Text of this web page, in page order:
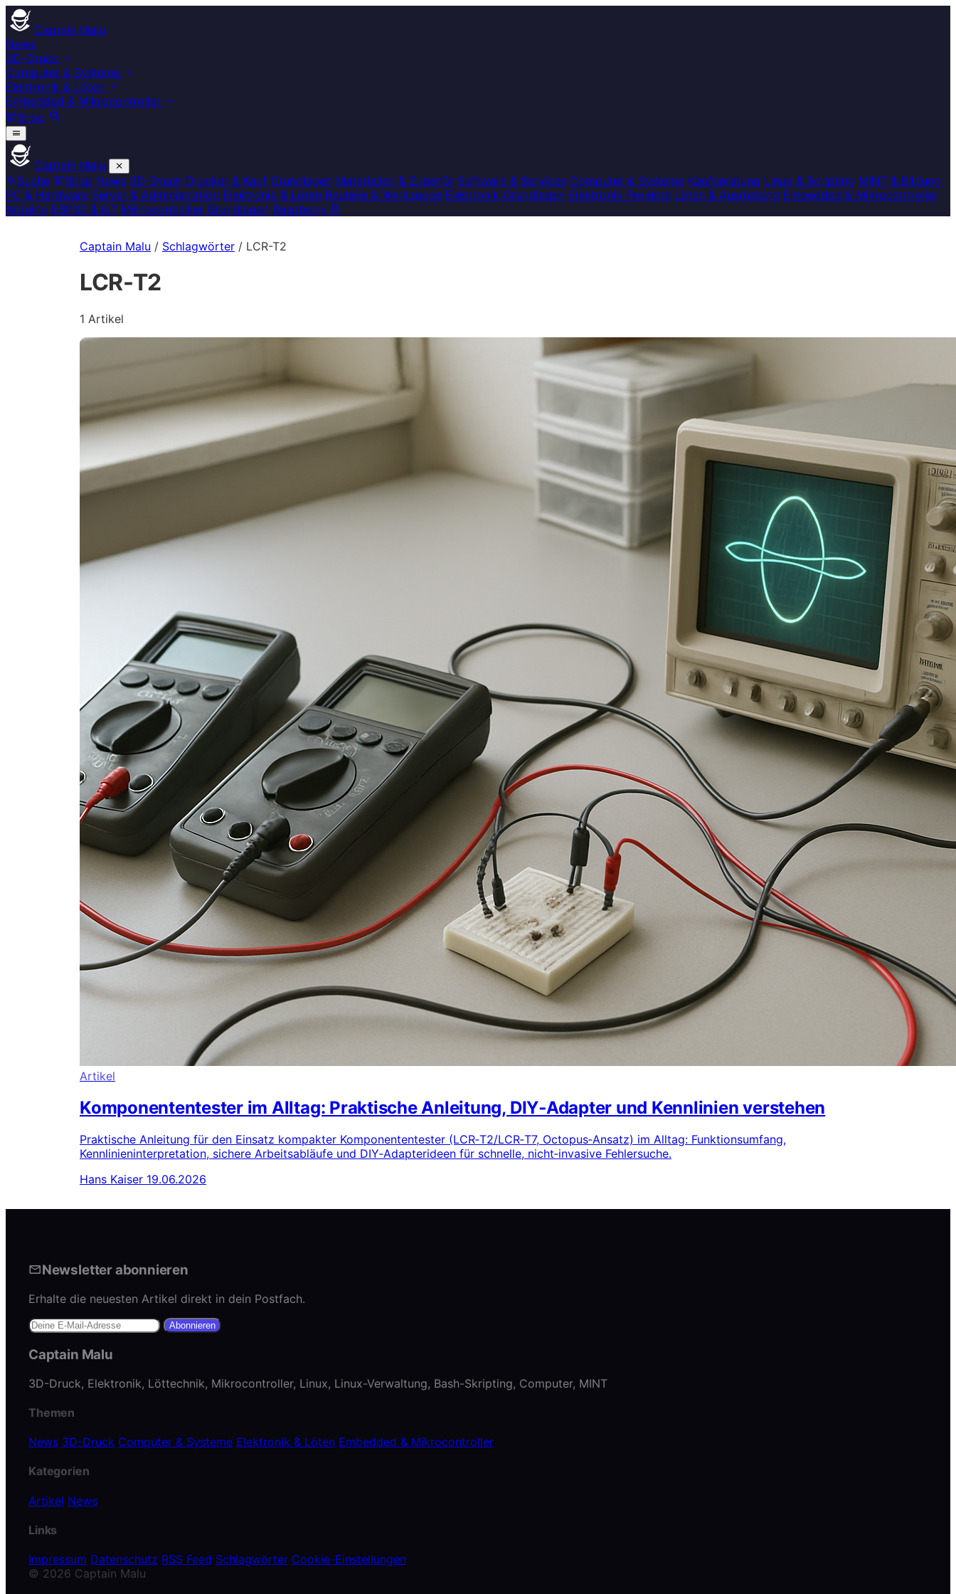
Captain Malu
News
3D-Druck
Computer & Systeme
Elektronik & Löten
Embedded & Mikrocontroller
Shop
Captain Malu
Suche
Shop News 3D-Druck Drucker & Kauf Grundlagen Materialien & Zubehör Software & Services Computer & Systeme Kaufberatung Linux & Scripting MINT & Bildung
PC & Hardware Server & Administration Elektronik & Löten Bauteile & Werkzeuge Elektronik Grundlagen Elektronik Projekte Löten & Ausrüstung Embedded & Mikrocontroller
Arduino ESP32 & IoT Mikrocontroller Grundlagen Raspberry Pi
Captain Malu / Schlagwörter / LCR-T2
LCR-T2
1 Artikel
Artikel
Komponententester im Alltag: Praktische Anleitung, DIY‑Adapter und Kennlinien verstehen
Praktische Anleitung für den Einsatz kompakter Komponententester (LCR‑T2/LCR‑T7, Octopus‑Ansatz) im Alltag: Funktionsumfang,
Kennlinieninterpretation, sichere Arbeitsabläufe und DIY‑Adapterideen für schnelle, nicht‑invasive Fehlersuche.
Hans Kaiser 19.06.2026
Newsletter abonnieren
Erhalte die neuesten Artikel direkt in dein Postfach.
Abonnieren
Captain Malu
3D-Druck, Elektronik, Löttechnik, Mikrocontroller, Linux, Linux-Verwaltung, Bash-Skripting, Computer, MINT
Themen
News 3D-Druck Computer & Systeme Elektronik & Löten Embedded & Mikrocontroller
Kategorien
Artikel News
Links
Impressum Datenschutz RSS Feed Schlagwörter Cookie-Einstellungen
© 2026 Captain Malu